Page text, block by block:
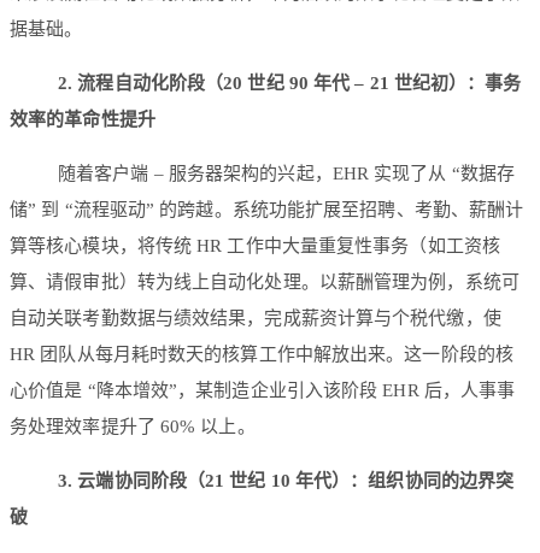
据基础。
2. 流程自动化阶段（20 世纪 90 年代 – 21 世纪初）：事务
效率的革命性提升
随着客户端 – 服务器架构的兴起，EHR 实现了从 “数据存
储” 到 “流程驱动” 的跨越。系统功能扩展至招聘、考勤、薪酬计
算等核心模块，将传统 HR 工作中大量重复性事务（如工资核
算、请假审批）转为线上自动化处理。以薪酬管理为例，系统可
自动关联考勤数据与绩效结果，完成薪资计算与个税代缴，使
HR 团队从每月耗时数天的核算工作中解放出来。这一阶段的核
心价值是 “降本增效”，某制造企业引入该阶段 EHR 后，人事事
务处理效率提升了 60% 以上。
3. 云端协同阶段（21 世纪 10 年代）：组织协同的边界突
破